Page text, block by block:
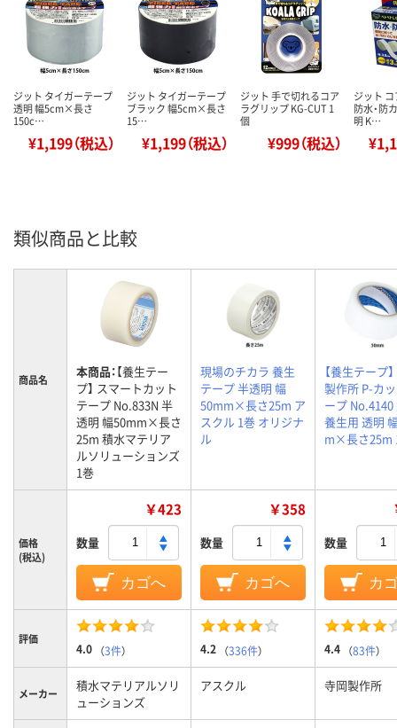
ジット タイガーテープ
透明 幅5cm×長さ
150c…
¥1,199（税込）
ジット タイガーテープ
ブラック 幅5cm×長さ
15…
¥1,199（税込）
ジット 手で切れるコア
ラグリップ KG-CUT 1
個
¥999（税込）
ジット
防水・防
明 K…
類似商品と比較
商品名 本商品：【養生テー
プ】 スマートカット
テープ No.833N 半
透明 幅50mm×長さ
25m 積水マテリア
ルソリューションズ
1巻
現場のチカラ 養生
テープ 半透明 幅
50mm×長さ25m ア
スクル 1巻 オリジナ
ル
【養生テープ
製作所 P-カ
ープ No.4140
養生用 透明
m×長さ25m
価格
(税込)
￥423
数量
カゴへ
￥358
数量
カゴへ
数量
カ
評価
4.0 （3件） 4.2 （336件） 4.4 （83件）
メーカー
積水マテリアルソリ
ューションズ
アスクル 寺岡製作所